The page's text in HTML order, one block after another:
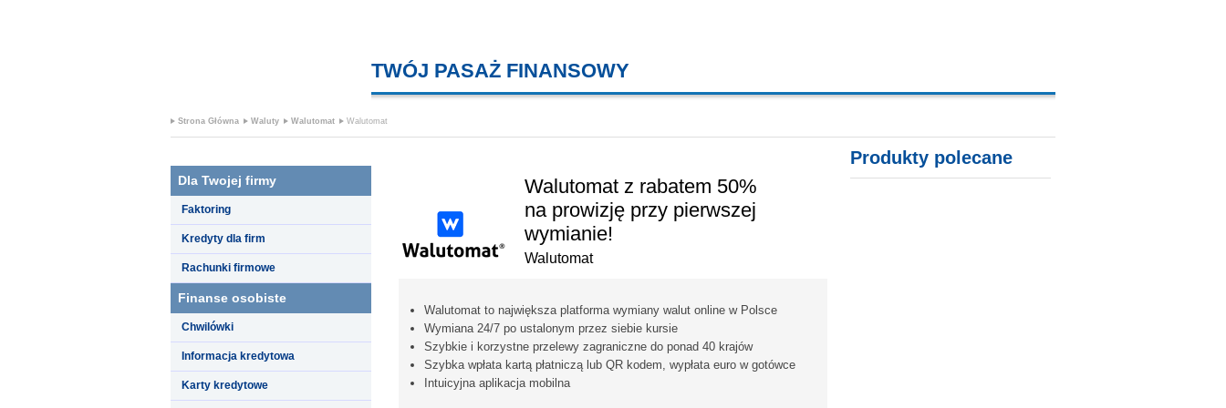
TWÓJ PASAŻ FINANSOWY
Strona Główna Waluty Walutomat Walutomat
Dla Twojej firmy
Faktoring
Kredyty dla firm
Rachunki firmowe
Finanse osobiste
Chwilówki
Informacja kredytowa
Karty kredytowe
Walutomat z rabatem 50%
na prowizję przy pierwszej
wymianie!
Walutomat
Walutomat to największa platforma wymiany walut online w Polsce
Wymiana 24/7 po ustalonym przez siebie kursie
Szybkie i korzystne przelewy zagraniczne do ponad 40 krajów
Szybka wpłata kartą płatniczą lub QR kodem, wypłata euro w gotówce
Intuicyjna aplikacja mobilna
Produkty polecane